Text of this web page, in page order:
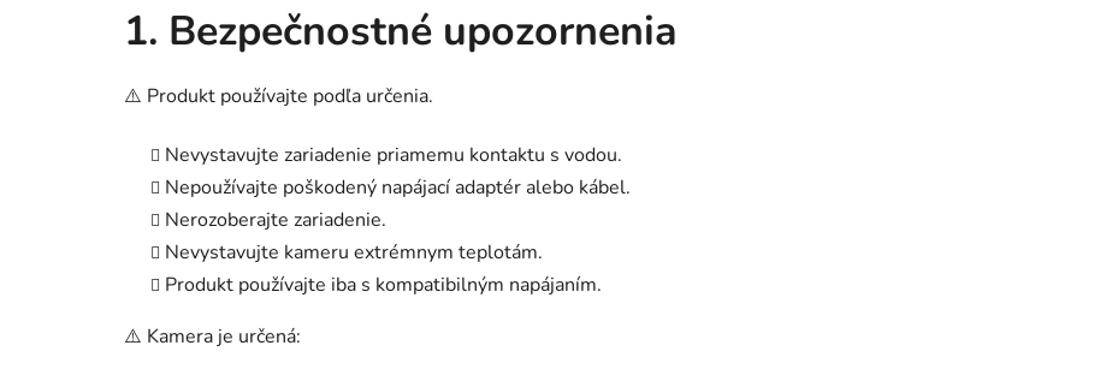
1. Bezpečnostné upozornenia
⚠️ Produkt používajte podľa určenia.
Nevystavujte zariadenie priamemu kontaktu s vodou.
Nepoužívajte poškodený napájací adaptér alebo kábel.
Nerozoberajte zariadenie.
Nevystavujte kameru extrémnym teplotám.
Produkt používajte iba s kompatibilným napájaním.
⚠️ Kamera je určená: